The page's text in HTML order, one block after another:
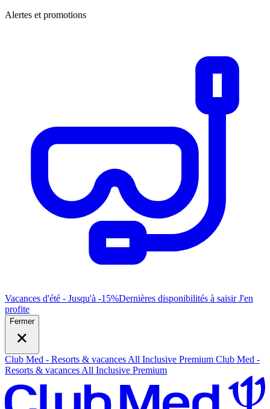
Alertes et promotions
Vacances d'été - Jusqu'à -15%Dernières disponibilités à saisirJ'en
profite
Fermer
Club Med - Resorts & vacances All Inclusive Premium Club Med -
Resorts & vacances All Inclusive Premium